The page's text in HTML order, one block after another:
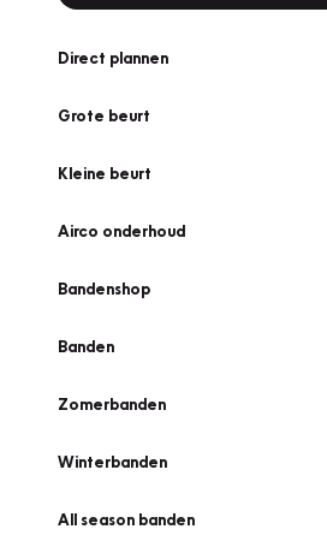
Direct plannen
Grote beurt
Kleine beurt
Airco onderhoud
Bandenshop
Banden
Zomerbanden
Winterbanden
All season banden